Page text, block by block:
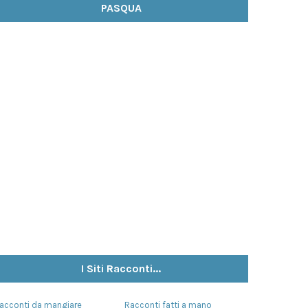
PASQUA
I Siti Racconti...
da mangiare Racconti fatti a mano